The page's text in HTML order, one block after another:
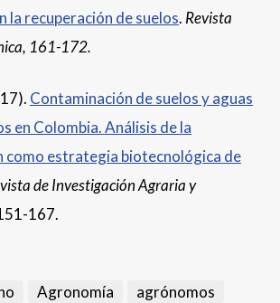
la recuperación de suelos. Revista
161-172.
Contaminación de suelos y aguas
en Colombia. Análisis de la
estrategia biotecnológica de
de Investigación Agraria y
167.
Agronomía
agrónomos